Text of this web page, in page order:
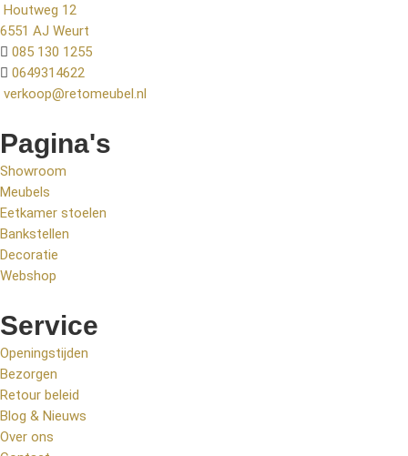
Houtweg 12
6551 AJ Weurt
085 130 1255
0649314622
verkoop@retomeubel.nl
Pagina's
Showroom
Meubels
Eetkamer stoelen
Bankstellen
Decoratie
Webshop
Service
Openingstijden
Bezorgen
Retour beleid
Blog & Nieuws
Over ons